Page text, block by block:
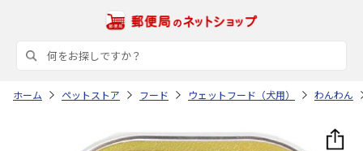
ホーム ペットストア フード ウェットフード（犬用） わんわん